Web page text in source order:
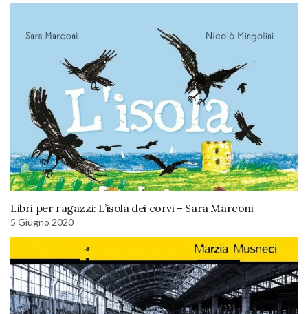
Libri per ragazzi: L’isola dei corvi – Sara Marconi
5 Giugno 2020